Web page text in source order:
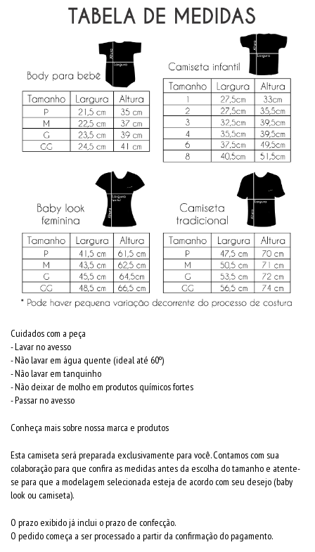
Cuidados com a peça
- Lavar no avesso
- Não lavar em água quente (ideal até 60º)
- Não lavar em tanquinho
- Não deixar de molho em produtos químicos fortes
- Passar no avesso
Conheça mais sobre nossa marca e produtos
Esta camiseta será preparada exclusivamente para você. Contamos com sua
colaboração para que confira as medidas antes da escolha do tamanho e atente-
se para que a modelagem selecionada esteja de acordo com seu desejo (baby
look ou camiseta).
O prazo exibido já inclui o prazo de confecção.
O pedido começa a ser processado a partir da confirmação do pagamento.